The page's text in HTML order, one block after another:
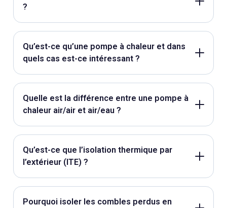
?
Qu’est-ce qu’une pompe à chaleur et dans
quels cas est-ce intéressant ?
Quelle est la différence entre une pompe à
chaleur air/air et air/eau ?
Qu’est-ce que l’isolation thermique par
l’extérieur (ITE) ?
Pourquoi isoler les combles perdus en